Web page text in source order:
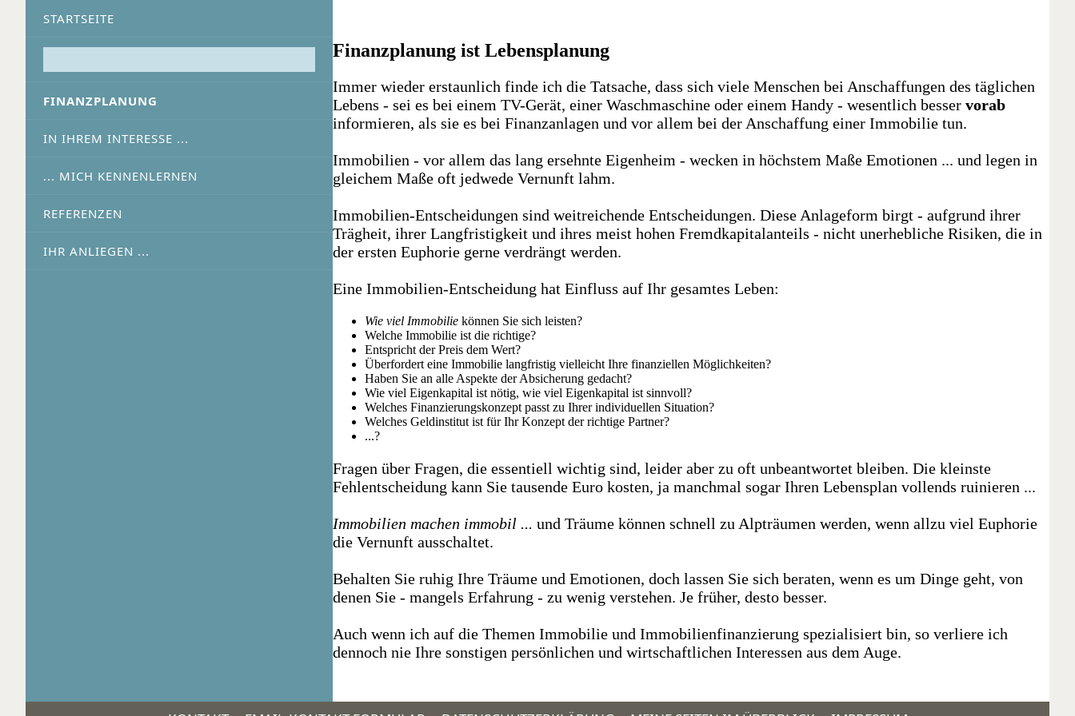
STARTSEITE
FINANZPLANUNG
IN IHREM INTERESSE ...
... MICH KENNENLERNEN
REFERENZEN
IHR ANLIEGEN ...
Finanzplanung ist Lebensplanung
Immer wieder erstaunlich finde ich die Tatsache, dass sich viele Menschen bei Anschaffungen des täglichen
Lebens - sei es bei einem TV-Gerät, einer Waschmaschine oder einem Handy - wesentlich besser vorab
informieren, als sie es bei Finanzanlagen und vor allem bei der Anschaffung einer Immobilie tun.
Immobilien - vor allem das lang ersehnte Eigenheim - wecken in höchstem Maße Emotionen ... und legen in
gleichem Maße oft jedwede Vernunft lahm.
Immobilien-Entscheidungen sind weitreichende Entscheidungen. Diese Anlageform birgt - aufgrund ihrer
Trägheit, ihrer Langfristigkeit und ihres meist hohen Fremdkapitalanteils - nicht unerhebliche Risiken, die in
der ersten Euphorie gerne verdrängt werden.
Eine Immobilien-Entscheidung hat Einfluss auf Ihr gesamtes Leben:
Wie viel Immobilie können Sie sich leisten?
Welche Immobilie ist die richtige?
Entspricht der Preis dem Wert?
Überfordert eine Immobilie langfristig vielleicht Ihre finanziellen Möglichkeiten?
Haben Sie an alle Aspekte der Absicherung gedacht?
Wie viel Eigenkapital ist nötig, wie viel Eigenkapital ist sinnvoll?
Welches Finanzierungskonzept passt zu Ihrer individuellen Situation?
Welches Geldinstitut ist für Ihr Konzept der richtige Partner?
...?
Fragen über Fragen, die essentiell wichtig sind, leider aber zu oft unbeantwortet bleiben. Die kleinste
Fehlentscheidung kann Sie tausende Euro kosten, ja manchmal sogar Ihren Lebensplan vollends ruinieren ...
Immobilien machen immobil ... und Träume können schnell zu Alpträumen werden, wenn allzu viel Euphorie
die Vernunft ausschaltet.
Behalten Sie ruhig Ihre Träume und Emotionen, doch lassen Sie sich beraten, wenn es um Dinge geht, von
denen Sie - mangels Erfahrung - zu wenig verstehen. Je früher, desto besser.
Auch wenn ich auf die Themen Immobilie und Immobilienfinanzierung spezialisiert bin, so verliere ich
dennoch nie Ihre sonstigen persönlichen und wirtschaftlichen Interessen aus dem Auge.